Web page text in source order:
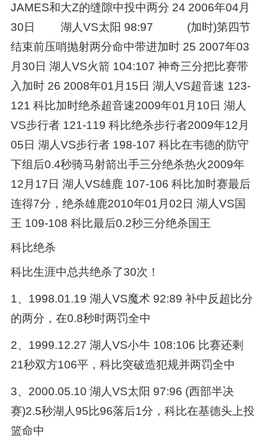
JAMES和大Z的缝隙中投中两分 24 2006年04月
30日 湖人VS太阳 98:97 (加时)第四节
结束前压哨抛射两分命中带进加时 25 2007年03
月30日 湖人VS火箭 104:107 神奇三分把比赛带
入加时 26 2008年01月15日 湖人VS超音速 123-
121 科比加时绝杀超音速2009年01月10日 湖人
VS步行者 121-119 科比绝杀步行者2009年12月
05日 湖人VS步行者 198-107 科比在韦德的防守
下组后0.4秒骑马射箭出手三分绝杀热火2009年
12月17日 湖人VS雄鹿 107-106 科比加时赛最后
连得7分，绝杀雄鹿2010年01月02日 湖人VS国
王 109-108 科比最后0.2秒三分绝杀国王
科比绝杀
科比生涯中总共绝杀了30次！
1、1998.01.19 湖人VS魔术 92:89 补中反超比分
的两分，在0.8秒时两罚全中
2、1999.12.27 湖人VS小牛 108:106 比赛还剩
21秒双方106平，科比突破造犯规并两罚全中
3、2000.05.10 湖人VS太阳 97:96 (西部半决
赛)2.5秒湖人95比96落后1分，科比在基德头上投
篮命中